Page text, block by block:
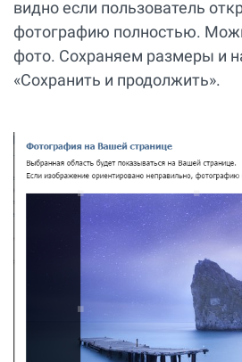
видно если пользователь
фотографию полностью.
фото. Сохраняем размеры и
«Сохранить и продолжить».